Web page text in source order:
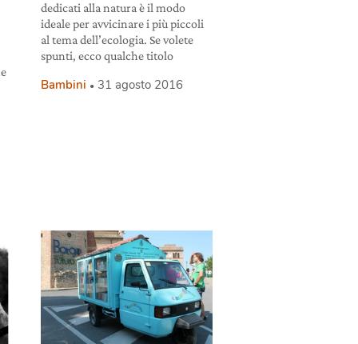
dedicati alla natura è il modo
ideale per avvicinare i più piccoli
al tema dell’ecologia. Se volete
spunti, ecco qualche titolo
Bambini 31 agosto 2016